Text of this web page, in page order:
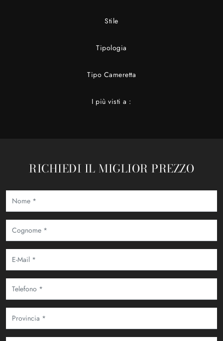
Stile
Tipologia
Tipo Cameretta
I più visti a :
RICHIEDI IL MIGLIOR PREZZO